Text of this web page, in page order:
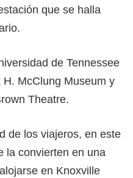
que se halla
de Tennessee
McClung Museum y
Theatre.
de los viajeros, en este
la convierten en una
en Knoxville